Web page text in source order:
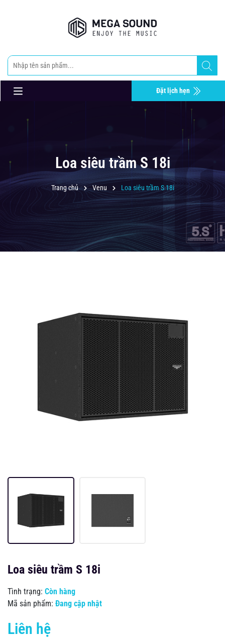
Đặt lịch hẹn
Loa siêu trầm S 18i
Trang chủ Venu Loa siêu trầm S 18i
Loa siêu trầm S 18i
Tình trạng: Còn hàng
Mã sản phẩm: Đang cập nhật
Liên hệ